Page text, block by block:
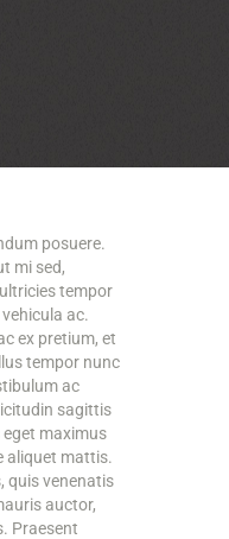
posuere.
mi sed,
tempor
ac.
ex pretium, et
tempor nunc
ac
sagittis
maximus
aliquet mattis.
quis venenatis
auctor,
Praesent